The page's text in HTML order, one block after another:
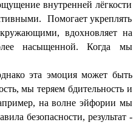
внутренней лёгкости
Помогает укреплять
вдохновляет на
насыщенной. Когда мы
эта эмоция может быть
мы теряем бдительность и
на волне эйфории мы
безопасности, результат -